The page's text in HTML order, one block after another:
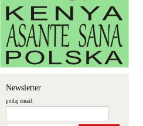
Newsletter
podaj email: